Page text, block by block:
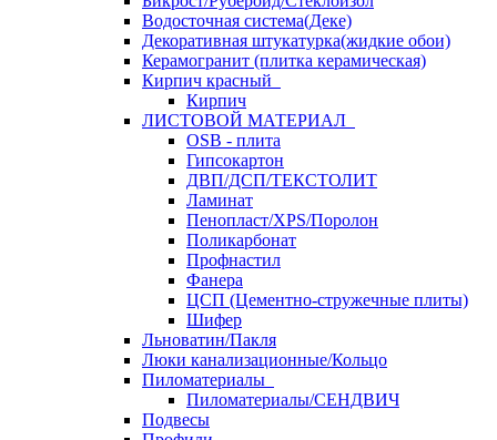
Водосточная система(Деке)
Декоративная штукатурка(жидкие обои)
Керамогранит (плитка керамическая)
Кирпич красный
Кирпич
ЛИСТОВОЙ МАТЕРИАЛ
OSB - плита
Гипсокартон
ДВП/ДСП/ТЕКСТОЛИТ
Ламинат
Пенопласт/XPS/Поролон
Поликарбонат
Профнастил
Фанера
ЦСП (Цементно-стружечные плиты)
Шифер
Льноватин/Пакля
Люки канализационные/Кольцо
Пиломатериалы
Пиломатериалы/СЕНДВИЧ
Подвесы